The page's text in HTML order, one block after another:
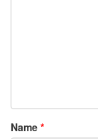
Name *